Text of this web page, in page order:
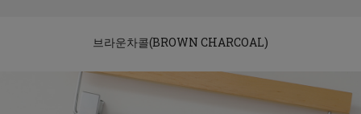
브라운차콜(BROWN CHARCOAL)